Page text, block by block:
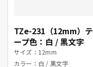
TZe-231（12mm）テ
ープ色：白 / 黒文字
サイズ：12mm
カラー：白 / 黒文字